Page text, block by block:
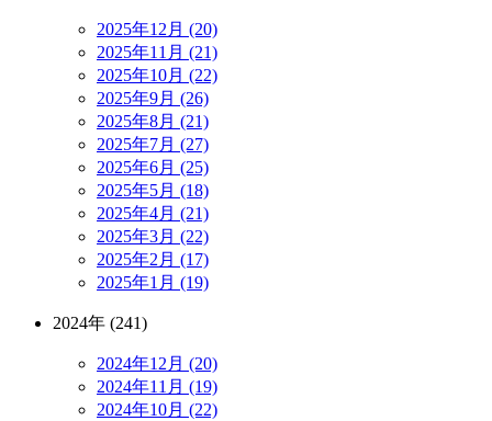
2025年12月 (20)
2025年11月 (21)
2025年10月 (22)
2025年9月 (26)
2025年8月 (21)
2025年7月 (27)
2025年6月 (25)
2025年5月 (18)
2025年4月 (21)
2025年3月 (22)
2025年2月 (17)
2025年1月 (19)
2024年 (241)
2024年12月 (20)
2024年11月 (19)
2024年10月 (22)